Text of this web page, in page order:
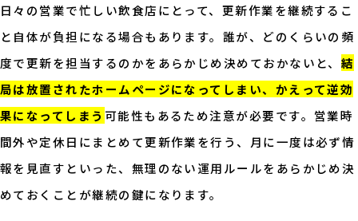
日々の営業で忙しい飲食店にとって、更新作業を継続するこ
と自体が負担になる場合もあります。誰が、どのくらいの頻
度で更新を担当するのかをあらかじめ決めておかないと、 結
局は放置されたホームページになってしまい、かえって逆効
果になってしまう 可能性もあるため注意が必要です。営業時
間外や定休日にまとめて更新作業を行う、月に一度は必ず情
報を見直すといった、無理のない運用ルールをあらかじめ決
めておくことが継続の鍵になります。